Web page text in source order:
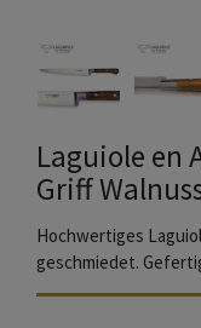
Laguiole en
Griff
Hochwertiges
geschmiedet.